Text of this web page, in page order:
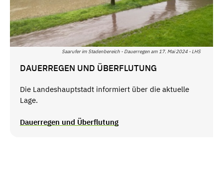
Saarufer im Stadenbereich - Dauerregen am 17. Mai 2024 - LHS
DAUERREGEN UND ÜBERFLUTUNG
Die Landeshauptstadt informiert über die aktuelle
Lage.
Dauerregen und Überflutung